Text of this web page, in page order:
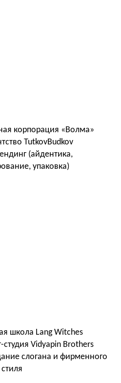
корпорация «Волма»
TutkovBudkov
(айдентика,
упаковка)
школа Lang Witches
Vidyapin Brothers
слогана и фирменного
стиля